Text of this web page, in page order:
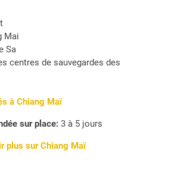
Mai
Sa
centres de sauvegardes des
à Chiang Maï
sur place: 3 à 5 jours
plus sur Chiang Maï